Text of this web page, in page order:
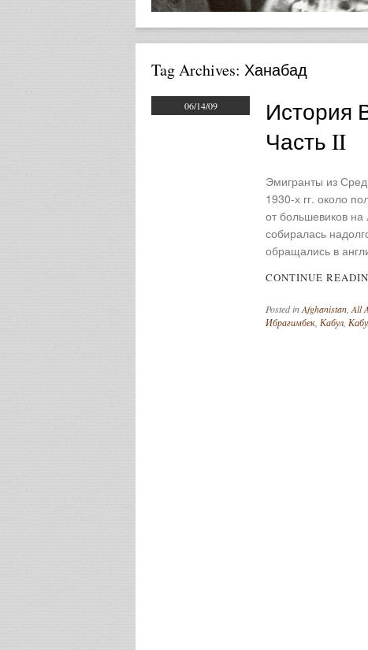
Tag Archives: Ханабад
06/14/09
История
Часть II
Эмигранты из
1930-х гг. около
от большевиков
собиралась
обращались в
CONTINUE
Posted inAfghanistan All
Ибрагимбек Кабул